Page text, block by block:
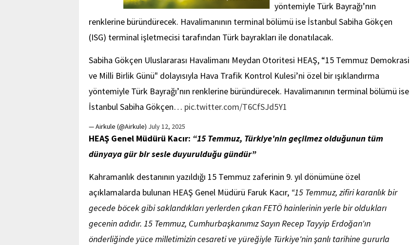
yöntemiyle Türk Bayrağı’nın
renklerine büründürecek. Havalimanının terminal bölümü ise İstanbul Sabiha Gökçen
(ISG) terminal işletmecisi tarafından Türk bayrakları ile donatılacak.
Sabiha Gökçen Uluslararası Havalimanı Meydan Otoritesi HEAŞ, “15 Temmuz Demokrasi
ve Milli Birlik Günü" dolayısıyla Hava Trafik Kontrol Kulesi’ni özel bir ışıklandırma
yöntemiyle Türk Bayrağı’nın renklerine büründürecek. Havalimanının terminal bölümü ise
İstanbul Sabiha Gökçen… pic.twitter.com/T6CfSJd5Y1
— Airkule (@Airkule) July 12, 2025
HEAŞ Genel Müdürü Kacır: “15 Temmuz, Türkiye'nin geçilmez olduğunun tüm
dünyaya gür bir sesle duyurulduğu gündür”
Kahramanlık destanının yazıldığı 15 Temmuz zaferinin 9. yıl dönümüne özel
açıklamalarda bulunan HEAŞ Genel Müdürü Faruk Kacır, “15 Temmuz, zifiri karanlık bir
gecede böcek gibi saklandıkları yerlerden çıkan FETÖ hainlerinin yerle bir oldukları
gecenin adıdır. 15 Temmuz, Cumhurbaşkanımız Sayın Recep Tayyip Erdoğan'ın
önderliğinde yüce milletimizin cesareti ve yüreğiyle Türkiye'nin şanlı tarihine gururla